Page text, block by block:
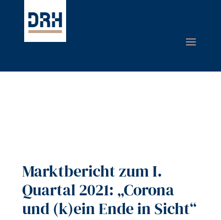
Marktbericht zum I.
Quartal 2021: „Corona
und (k)ein Ende in Sicht“